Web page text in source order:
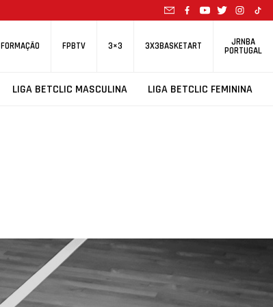
FORMAÇÃO FPBTV 3×3 3X3BASKETART JRNBA
PORTUGAL
LIGA BETCLIC MASCULINA LIGA BETCLIC FEMININA